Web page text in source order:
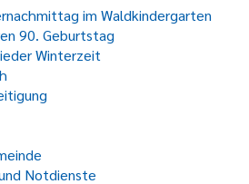
im Waldkindergarten
90. Geburtstag
Winterzeit
Notdienste